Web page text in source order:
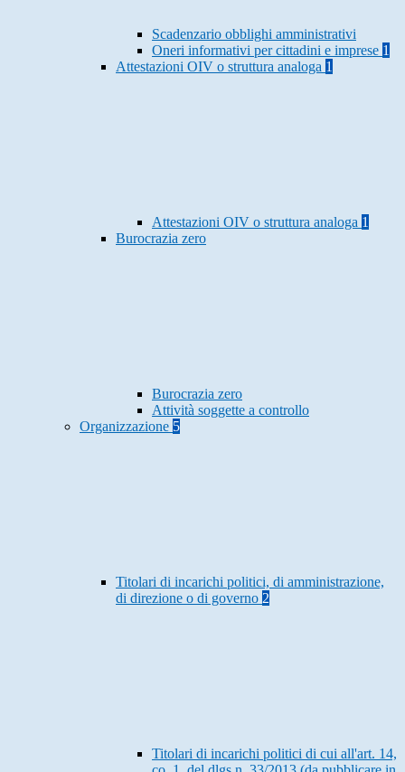
Scadenzario obblighi amministrativi
Oneri informativi per cittadini e imprese 1
Attestazioni OIV o struttura analoga 1
Attestazioni OIV o struttura analoga 1
Burocrazia zero
Burocrazia zero
Attività soggette a controllo
Organizzazione 5
Titolari di incarichi politici, di amministrazione,
di direzione o di governo 2
Titolari di incarichi politici di cui all'art. 14,